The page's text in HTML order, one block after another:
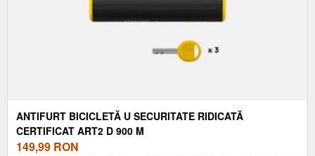
ANTIFURT BICICLETĂ U SECURITATE RIDICATĂ
CERTIFICAT ART2 D 900 M
149,99 RON